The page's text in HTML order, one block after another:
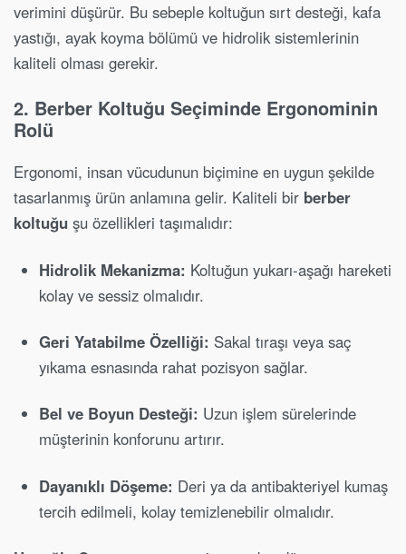
verimini düşürür. Bu sebeple koltuğun sırt desteği, kafa
yastığı, ayak koyma bölümü ve hidrolik sistemlerinin
kaliteli olması gerekir.
2. Berber Koltuğu Seçiminde Ergonominin
Rolü
Ergonomi, insan vücudunun biçimine en uygun şekilde
tasarlanmış ürün anlamına gelir. Kaliteli bir berber
koltuğu şu özellikleri taşımalıdır:
Hidrolik Mekanizma: Koltuğun yukarı-aşağı hareketi
kolay ve sessiz olmalıdır.
Geri Yatabilme Özelliği: Sakal tıraşı veya saç
yıkama esnasında rahat pozisyon sağlar.
Bel ve Boyun Desteği: Uzun işlem sürelerinde
müşterinin konforunu artırır.
Dayanıklı Döşeme: Deri ya da antibakteriyel kumaş
tercih edilmeli, kolay temizlenebilir olmalıdır.